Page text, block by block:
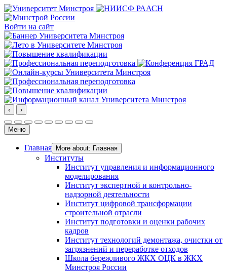
Войти на сайт
‹ ›
Меню
Главная More about: Главная
Институты
Институт управления и информационного
моделирования
Институт экспертной и контрольно-
надзорной деятельности
Институт цифровой трансформации
строительной отрасли
Институт подготовки и оценки рабочих
кадров
Институт технологий демонтажа, очистки от
загрязнений и переработке отходов
Школа бережливого ЖКХ ОЦК в ЖКХ
Минстроя России